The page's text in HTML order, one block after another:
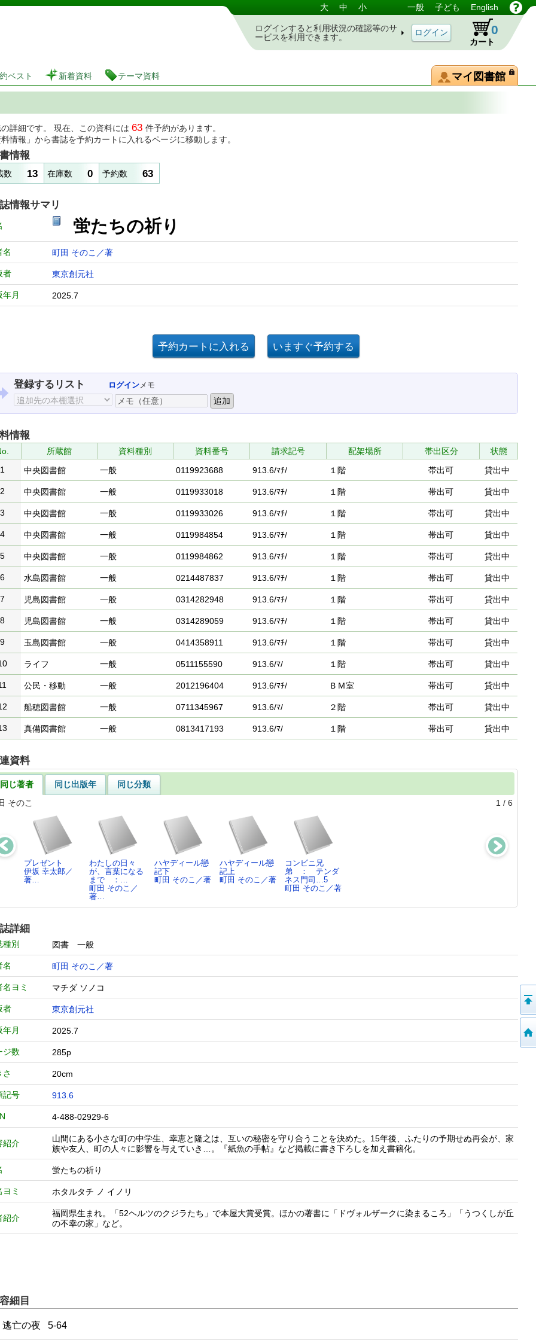
図書館 蔵書検索・予約システム 大 中 小 一般 子ども English
ログインすると利用状況の確認等のサ
ービスを利用できます。
カート
0
ベスト 新着資料 テーマ資料 マイ図書館
詳細です。 現在、この資料には 63 件予約があります。
情報」から書誌を予約カートに入れるページに移動します。
情報
数 13 在庫数 0 予約数 63
情報サマリ
蛍たちの祈り
名 町田 そのこ／著
者 東京創元社
年月 2025.7
登録するリスト ログインメモ
情報
所蔵館 資料種別 資料番号 請求記号 配架場所 帯出区分
状態
1
中央図書館 一般 0119923688 913.6/ﾏﾁ/ １階 帯出可 貸出中
2 中央図書館 一般 0119933018 913.6/ﾏﾁ/ １階 帯出可 貸出中
3 中央図書館 一般 0119933026 913.6/ﾏﾁ/ １階 帯出可 貸出中
4 中央図書館 一般 0119984854 913.6/ﾏﾁ/ １階 帯出可 貸出中
5 中央図書館 一般 0119984862 913.6/ﾏﾁ/ １階 帯出可 貸出中
6 水島図書館 一般 0214487837 913.6/ﾏﾁ/ １階 帯出可 貸出中
7 児島図書館 一般 0314282948 913.6/ﾏﾁ/ １階 帯出可 貸出中
8 児島図書館 一般 0314289059 913.6/ﾏﾁ/ １階 帯出可 貸出中
9 玉島図書館 一般 0414358911 913.6/ﾏﾁ/ １階 帯出可 貸出中
ライフ 一般 0511155590 913.6/ﾏ/ １階 帯出可 貸出中
公民・移動 一般 2012196404 913.6/ﾏﾁ/ ＢＭ室 帯出可 貸出中
船穂図書館 一般 0711345967 913.6/ﾏ/ ２階 帯出可 貸出中
真備図書館 一般 0813417193 913.6/ﾏ/ １階 帯出可 貸出中
資料
同じ著者 同じ出版年
同じ分類
そのこ
1 / 6
プレゼント
伊坂 幸太郎／
著…
わたしの日々
が、言葉になる
まで ：…
町田 そのこ／
著…
ハヤディール戀
記下
町田 そのこ／著
ハヤディール戀
記上
町田 そのこ／著
コンビニ兄
弟 ： テンダ
ネス門司…5
町田 そのこ／著
詳細
種別 図書 一般
名 町田 そのこ／著
名ヨミ マチダ ソノコ
者 東京創元社
年月 2025.7
ジ数 285p
さ 20cm
記号 913.6
4-488-02929-6
紹介
山間にある小さな町の中学生、幸恵と隆之は、互いの秘密を守り合うことを決めた。15年後、ふたりの予期せぬ再会が、家
族や友人、町の人々に影響を与えていき…。『紙魚の手帖』など掲載に書き下ろしを加え書籍化。
蛍たちの祈り
ヨミ ホタルタチ ノ イノリ
紹介
福岡県生まれ。「52ヘルツのクジラたち」で本屋大賞受賞。ほかの著書に「ドヴォルザークに染まるころ」「うつくしが丘
の不幸の家」など。
細目
逃亡の夜 5-64